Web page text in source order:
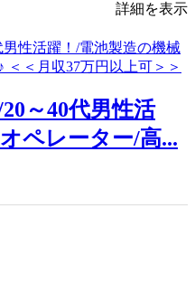
詳細を表示
～40代男性活
ペレーター/高...